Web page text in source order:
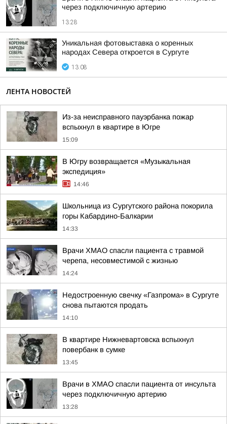
через подключичную артерию
13:28
Уникальная фотовыставка о коренных
народах Севера откроется в Сургуте
13:08
ЛЕНТА НОВОСТЕЙ
Из-за неисправного пауэрбанка пожар
вспыхнул в квартире в Югре
15:09
В Югру возвращается «Музыкальная
экспедиция»
14:46
Школьница из Сургутского района покорила
горы Кабардино-Балкарии
14:33
Врачи ХМАО спасли пациента с травмой
черепа, несовместимой с жизнью
14:24
Недостроенную свечку «Газпрома» в Сургуте
снова пытаются продать
14:10
В квартире Нижневартовска вспыхнул
повербанк в сумке
13:45
Врачи в ХМАО спасли пациента от инсульта
через подключичную артерию
13:28